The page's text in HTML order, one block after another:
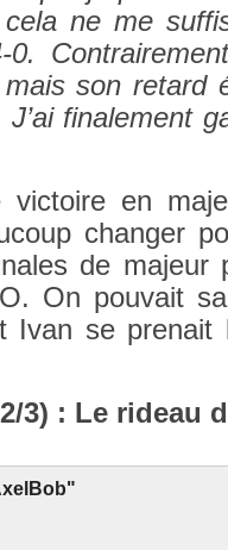
ne me
son re­tard
fin­ale­ment
vic­toire en
chang­er
de majeur
On pouvait
Ivan se pre­nait
3) : Le rideau